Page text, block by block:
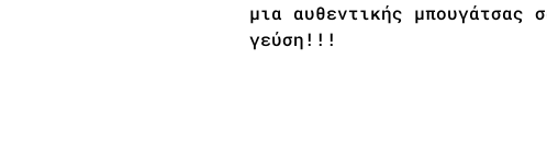
μια αυθεντικής μπουγάτσας
γεύση!!!